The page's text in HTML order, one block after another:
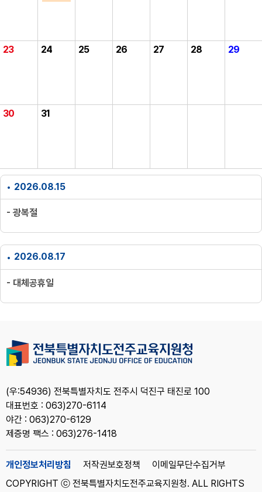
23 24 25 26 27 28 29
30 31
2026.08.15
- 광복절
2026.08.17
- 대체공휴일
(우:54936) 전북특별자치도 전주시 덕진구 태진로 100
대표번호 : 063)270-6114
야간 : 063)270-6129
제증명 팩스 : 063)276-1418
개인정보처리방침 저작권보호정책
이메일무단수집거부
COPYRIGHT ⓒ 전북특별자치도전주교육지원청. ALL RIGHTS